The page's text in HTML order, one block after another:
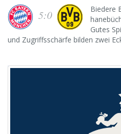
5:0
Biedere
Gutes
und Zugriffsschärfe bilden zwei